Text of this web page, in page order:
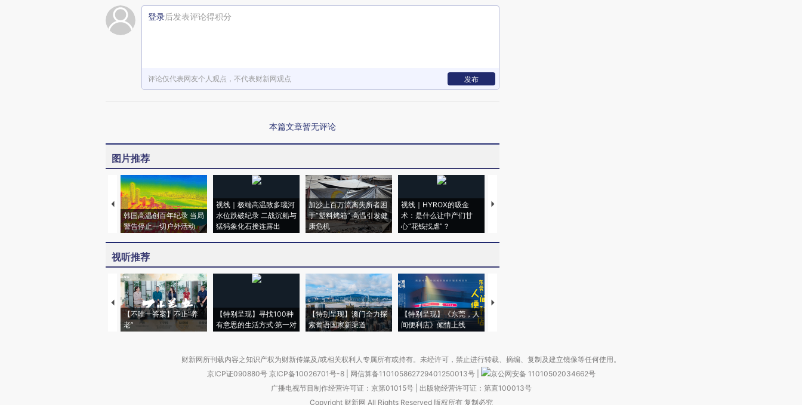
登录后发表评论得积分
评论仅代表网友个人观点，不代表财新网观点 发布
本篇文章暂无评论
图片推荐
韩国高温创百年纪录 当局
警告停止一切户外活动
视线｜极端高温致多瑙河
水位跌破纪录 二战沉船与
猛犸象化石接连露出
加沙上百万流离失所者困
于“塑料烤箱” 高温引发健
康危机
视线｜HYROX的吸金
术：是什么让中产们甘
心“花钱找虐”？
马航飞行员跨国走私7万
视听推荐
【不唯一答案】不止“养
老”
【特别呈现】寻找100种
有意思的生活方式·第一对
【特别呈现】澳门全力探
索葡语国家新渠道
【特别呈现】《东莞，人
间便利店》倾情上线
【推广】走进第四届链博
财新网所刊载内容之知识产权为财新传媒及/或相关权利人专属所有或持有。未经许可，禁止进行转载、摘编、复制及建立镜像等任何使用。
京ICP证090880号 京ICP备10026701号-8 网信算备110105862729401250013号
京公网安备 11010502034662号
广播电视节目制作经营许可证：京第01015号| 出版物经营许可证：第直100013号
Copyright 财新网 All Rights Reserved 版权所有 复制必究